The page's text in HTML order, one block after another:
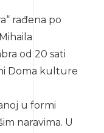
rađena po
od 20 sati
Doma kulture
u formi
naravima. U